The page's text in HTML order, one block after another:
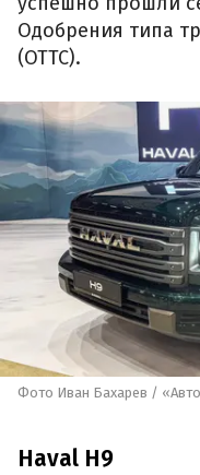
Одобрения типа
(ОТТС).
Фото Иван Бахарев /
Haval H9